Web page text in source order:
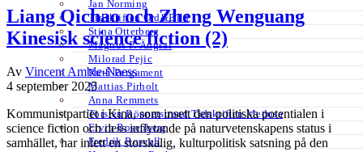
Jan Norming
Tidskriften Ord&Bild
Stina Otterberg
Magnus P. Ängsal
Milorad Pejic
Ruth Pergament
Mattias Pirholt
Anna Remmets
Torsten Rönnerstrand Tidskriften Medusa
Ervin Rosenberg
Fredrik Rosvall
Liang Qichao och Zheng Wenguang
Kinesisk science fiction (2)
Av Vincent Amble-Naess
4 september 2025
Kommunistpartiet i Kina, som insett den politiska potentialen i
science fiction och dess inflytande på naturvetenskapens status i
samhället, har inlett en storskalig, kulturpolitisk satsning på den